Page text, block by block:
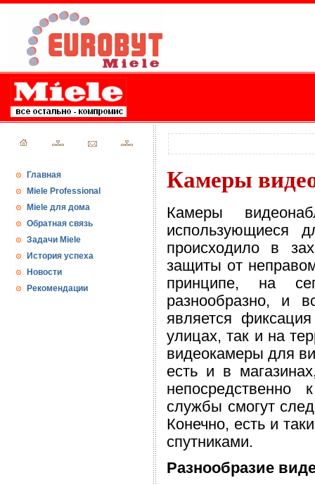
Главная
Miele Professional
Miele для дома
Обратная связь
Задачи Miele
История успеха
Новости
Рекомендации
Камеры
Камеры
использующиеся
происходило в
защиты от
принципе, на
разнообразно, и
является
улицах, так и на
видеокамеры для
есть и в
непосредственно
службы смогут
Конечно, есть и
спутниками.
Разнообразие